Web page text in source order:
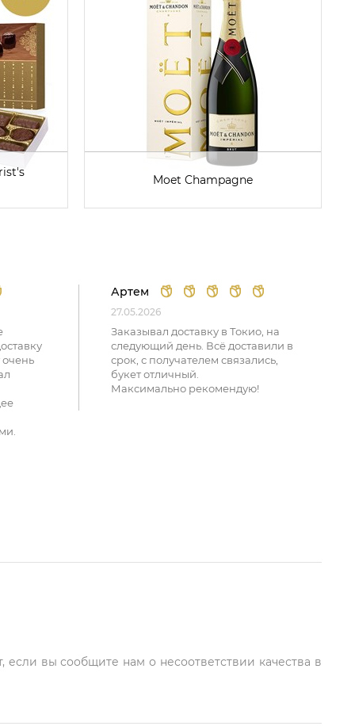
Moet Champagne
Артем
27.05.2026
Заказывал доставку в Токио, на
следующий день. Всё доставили в
срок, с получателем связались,
букет отличный.
Максимально рекомендую!
вы сообщите нам о несоответствии качества в